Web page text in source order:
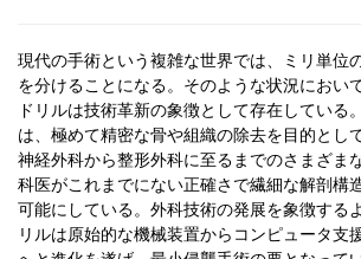
現代の手術という複雑な世界では、ミリ単位
を分けることになる。そのような状況におい
ドリルは技術革新の象徴として存在している
は、極めて精密な骨や組織の除去を目的とし
神経外科から整形外科に至るまでのさまざま
科医がこれまでにない正確さで繊細な解剖構
可能にしている。外科技術の発展を象徴する
リルは原始的な機械装置からコンピュータ支